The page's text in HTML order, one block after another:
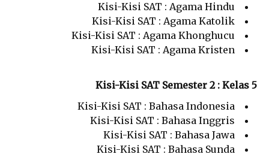
Kisi-Kisi SAT : Agama Hindu
Kisi-Kisi SAT : Agama Katolik
Kisi-Kisi SAT : Agama Khonghucu
Kisi-Kisi SAT : Agama Kristen
Kisi-Kisi SAT Semester 2 : Kelas 5
Kisi-Kisi SAT : Bahasa Indonesia
Kisi-Kisi SAT : Bahasa Inggris
Kisi-Kisi SAT : Bahasa Jawa
Kisi-Kisi SAT : Bahasa Sunda